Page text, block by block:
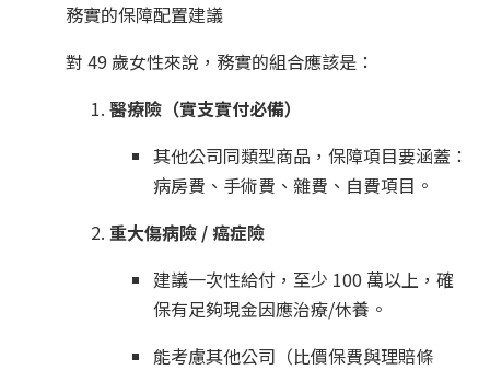
務實的保障配置建議
對 49 歲女性來說，務實的組合應該是：
醫療險（實支實付必備）
其他公司同類型商品，保障項目要涵蓋：
病房費、手術費、雜費、自費項目。
重大傷病險 / 癌症險
建議一次性給付，至少 100 萬以上，確
保有足夠現金因應治療/休養。
能考慮其他公司（比價保費與理賠條